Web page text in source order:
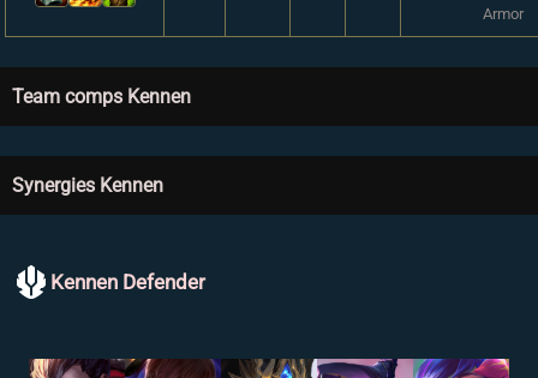
Armor
Team comps Kennen
Synergies Kennen
Kennen Defender